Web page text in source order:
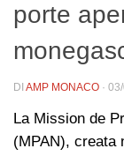
porte
DI AMP MONACO ·
La Mission de
(MPAN), creata